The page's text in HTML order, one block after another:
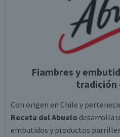
Fiambres y
tradición
Con origen en Chile y
Receta del Abuelo desarrolla
embutidos y productos